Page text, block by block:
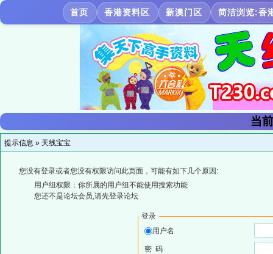
首页 香港资料区 新澳门区 简洁浏览:香
当
提示信息 » 天线宝宝
您没有登录或者您没有权限访问此页面，可能有如下几个原因:
用户组权限：你所属的用户组不能使用搜索功能
您还不是论坛会员,请先登录论坛
登录
用户名
密 码